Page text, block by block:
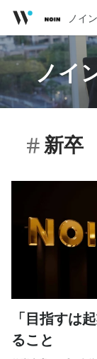
ノイ
ノイ
新卒
「目指すは
ること